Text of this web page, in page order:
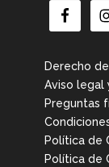
Derecho
Aviso legal
Preguntas
Política de
Política de